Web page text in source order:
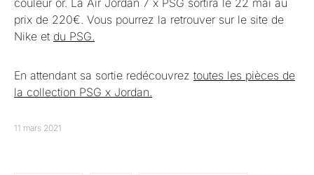
couleur or. La Air Jordan 7 x PSG sortira le 22 mai au
prix de 220€. Vous pourrez la retrouver sur le site de
Nike et du PSG.
En attendant sa sortie redécouvrez toutes les pièces de
la collection PSG x Jordan.
11 mars 2021